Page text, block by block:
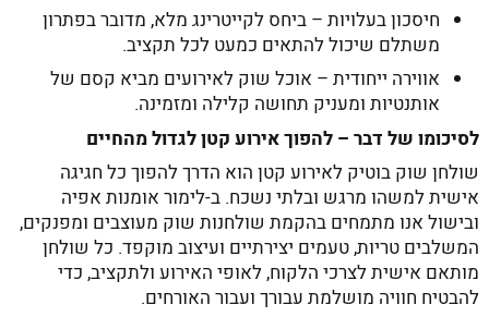
חיסכון בעלויות – ביחס לקייטרינג מלא, מדובר בפתרון
משתלם שיכול להתאים כמעט לכל תקציב.
אווירה ייחודית – אוכל שוק לאירועים מביא קסם של
אותנטיות ומעניק תחושה קלילה ומזמינה.
לסיכומו של דבר – להפוך אירוע קטן לגדול מהחיים
שולחן שוק בוטיק לאירוע קטן הוא הדרך להפוך כל חגיגה
אישית למשהו מרגש ובלתי נשכח. ב-לימור אומנות אפיה
ובישול אנו מתמחים בהקמת שולחנות שוק מעוצבים ומפנקים,
המשלבים טריות, טעמים יצירתיים ועיצוב מוקפד. כל שולחן
מותאם אישית לצרכי הלקוח, לאופי האירוע ולתקציב, כדי
להבטיח חוויה מושלמת עבורך ועבור האורחים.